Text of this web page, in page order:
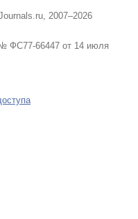
2007–2026
ФС77-66447 от 14 июля